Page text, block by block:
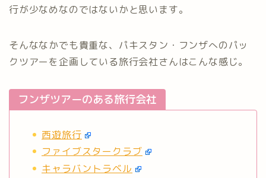
行が少なめなのではないかと思います。
そんななかでも貴重な、パキスタン・フンザへのパッ
クツアーを企画している旅行会社さんはこんな感じ。
フンザツアーのある旅行会社
西遊旅行
ファイブスタークラブ
キャラバントラベル